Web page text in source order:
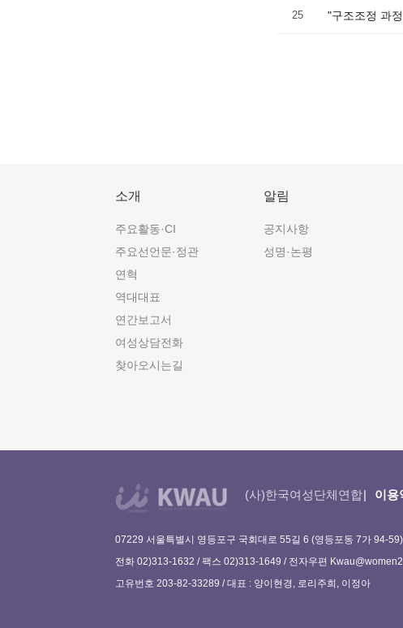
25 "구조조정 과
소개
주요활동·CI
주요선언문·정관
연혁
역대대표
연간보고서
여성상담전화
찾아오시는길
알림
공지사항
성명·논평
(사)한국여성단체연합 이용
07229 서울특별시 영등포구 국회대로 55길 6 (영등포동 7가 94-
전화 02)313-1632 / 팩스 02)313-1649 / 전자우편
고유번호 203-82-33289 / 대표 : 양이현경, 로리주희, 이정아